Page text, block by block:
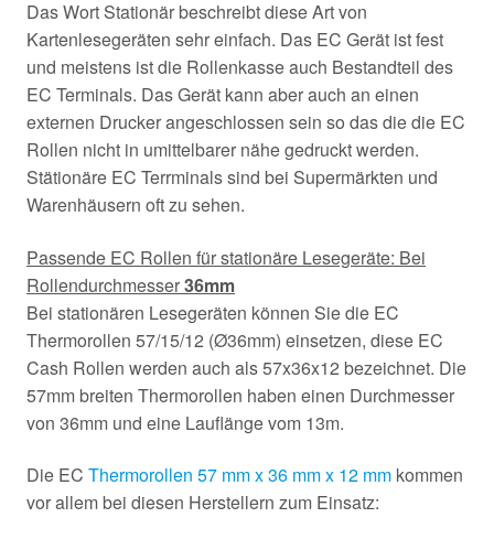
Das Wort Stationär beschreibt diese Art von
Kartenlesegeräten sehr einfach. Das EC Gerät ist fest
und meistens ist die Rollenkasse auch Bestandteil des
EC Terminals. Das Gerät kann aber auch an einen
externen Drucker angeschlossen sein so das die die EC
Rollen nicht in umittelbarer nähe gedruckt werden.
Stätionäre EC Terrminals sind bei Supermärkten und
Warenhäusern oft zu sehen.
Passende EC Rollen für stationäre Lesegeräte: Bei
Rollendurchmesser36mm
Bei stationären Lesegeräten können Sie die EC
Thermorollen 57/15/12 (Ø36mm) einsetzen, diese EC
Cash Rollen werden auch als 57x36x12 bezeichnet. Die
57mm breiten Thermorollen haben einen Durchmesser
von 36mm und eine Lauflänge vom 13m.
Die EC Thermorollen 57 mm x 36 mm x 12 mm kommen
vor allem bei diesen Herstellern zum Einsatz: